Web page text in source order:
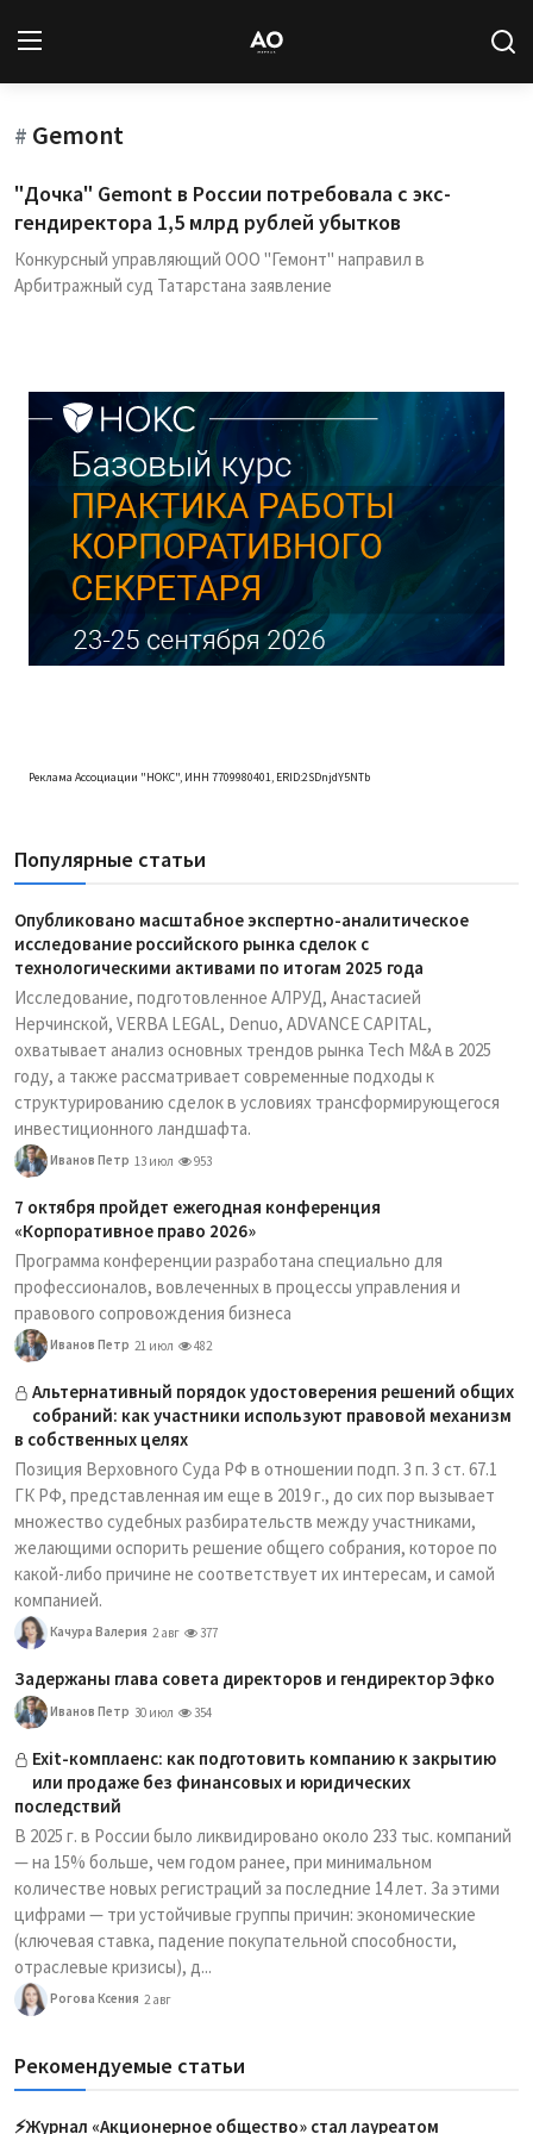
Вход
Новости
Статьи
База знаний
Подписка
# Gemont
"Дочка" Gemont в России потребовала с экс-
гендиректора 1,5 млрд рублей убытков
Конкурсный управляющий ООО "Гемонт" направил в
Арбитражный суд Татарстана заявление
Реклама Ассоциации "НОКС", ИНН 7709980401, ERID:2SDnjdY5NTb
Популярные статьи
Опубликовано масштабное экспертно-аналитическое
исследование российского рынка сделок с
технологическими активами по итогам 2025 года
Исследование, подготовленное АЛРУД, Анастасией
Нерчинской, VERBA LEGAL, Denuo, ADVANCE CAPITAL,
охватывает анализ основных трендов рынка Tech M&A в 2025
году, а также рассматривает современные подходы к
структурированию сделок в условиях трансформирующегося
инвестиционного ландшафта.
Иванов Петр 13 июл 953
7 октября пройдет ежегодная конференция
«Корпоративное право 2026»
Программа конференции разработана специально для
профессионалов, вовлеченных в процессы управления и
правового сопровождения бизнеса
Иванов Петр 21 июл 482
Альтернативный порядок удостоверения решений общих
собраний: как участники используют правовой механизм
в собственных целях
Позиция Верховного Суда РФ в отношении подп. 3 п. 3 ст. 67.1
ГК РФ, представленная им еще в 2019 г., до сих пор вызывает
множество судебных разбирательств между участниками,
желающими оспорить решение общего собрания, которое по
какой-либо причине не соответствует их интересам, и самой
компанией.
Качура Валерия 2 авг 377
Задержаны глава совета директоров и гендиректор Эфко
Иванов Петр 30 июл 354
Exit-комплаенс: как подготовить компанию к закрытию
или продаже без финансовых и юридических
последствий
В 2025 г. в России было ликвидировано около 233 тыс. компаний
— на 15% больше, чем годом ранее, при минимальном
количестве новых регистраций за последние 14 лет. За этими
цифрами — три устойчивые группы причин: экономические
(ключевая ставка, падение покупательной способности,
отраслевые кризисы), д...
Рогова Ксения 2 авг
Рекомендуемые статьи
⚡️Журнал «Акционерное общество» стал лауреатом